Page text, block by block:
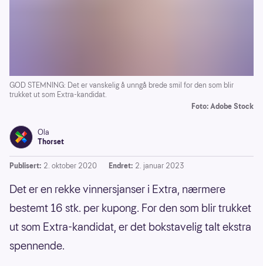
GOD STEMNING: Det er vanskelig å unngå brede smil for den som blir
trukket ut som Extra-kandidat.
Foto: Adobe Stock
Ola
Thorset
Publisert: 2. oktober 2020 Endret: 2. januar 2023
Det er en rekke vinnersjanser i Extra, nærmere
bestemt 16 stk. per kupong. For den som blir trukket
ut som Extra-kandidat, er det bokstavelig talt ekstra
spennende.